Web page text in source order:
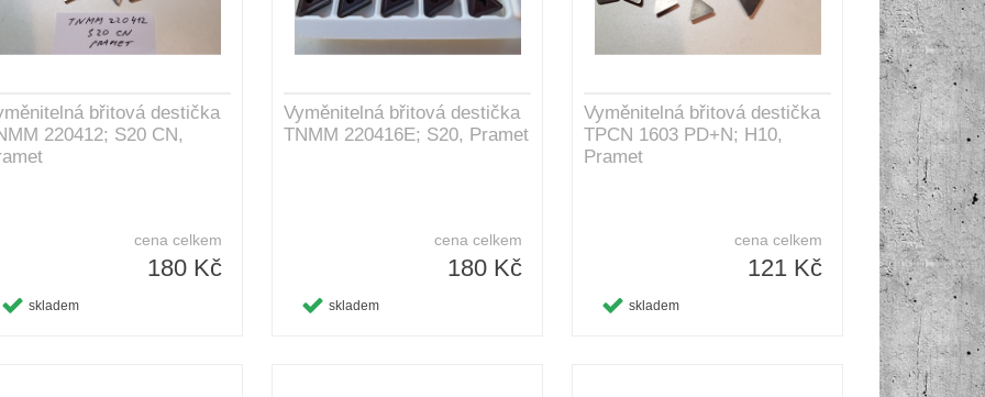
břitová destička
220412; S20 CN,
cena celkem
180 Kč
skladem
Vyměnitelná břitová destička
TNMM 220416E; S20, Pramet
cena celkem
180 Kč
skladem
Vyměnitelná břitová destička
TPCN 1603 PD+N; H10,
Pramet
cena celkem
121 Kč
skladem